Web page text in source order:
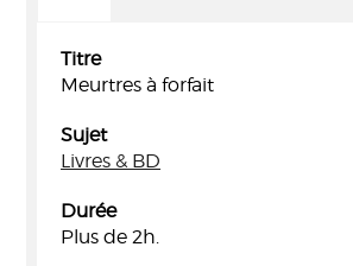
Titre
Meurtres à forfait
Sujet
Livres & BD
Durée
Plus de 2h.